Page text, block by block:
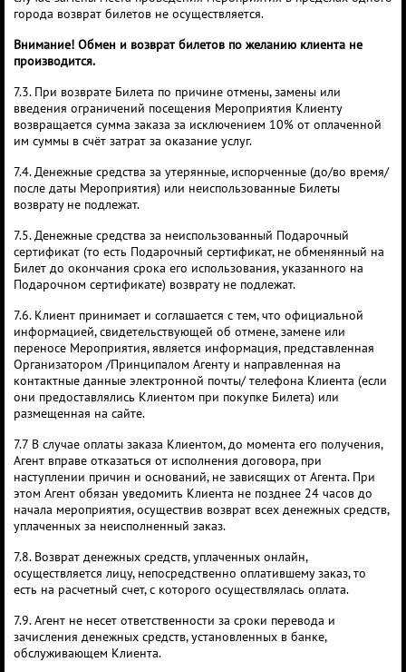
города возврат билетов не осуществляется.
Внимание! Обмен и возврат билетов по желанию клиента не
производится.
7.3. При возврате Билета по причине отмены, замены или
введения ограничений посещения Мероприятия Клиенту
возвращается сумма заказа за исключением 10% от оплаченной
им суммы в счёт затрат за оказание услуг.
7.4. Денежные средства за утерянные, испорченные (до/во время/
после даты Мероприятия) или неиспользованные Билеты
возврату не подлежат.
7.5. Денежные средства за неиспользованный Подарочный
сертификат (то есть Подарочный сертификат, не обменянный на
Билет до окончания срока его использования, указанного на
Подарочном сертификате) возврату не подлежат.
7.6. Клиент принимает и соглашается с тем, что официальной
информацией, свидетельствующей об отмене, замене или
переносе Мероприятия, является информация, представленная
Организатором /Принципалом Агенту и направленная на
контактные данные электронной почты/ телефона Клиента (если
они предоставлялись Клиентом при покупке Билета) или
размещенная на сайте.
7.7 В случае оплаты заказа Клиентом, до момента его получения,
Агент вправе отказаться от исполнения договора, при
наступлении причин и оснований, не зависящих от Агента. При
этом Агент обязан уведомить Клиента не позднее 24 часов до
начала мероприятия, осуществив возврат всех денежных средств,
уплаченных за неисполненный заказ.
7.8. Возврат денежных средств, уплаченных онлайн,
осуществляется лицу, непосредственно оплатившему заказ, то
есть на расчетный счет, с которого осуществлялась оплата.
7.9. Агент не несет ответственности за сроки перевода и
зачисления денежных средств, установленных в банке,
обслуживающем Клиента.